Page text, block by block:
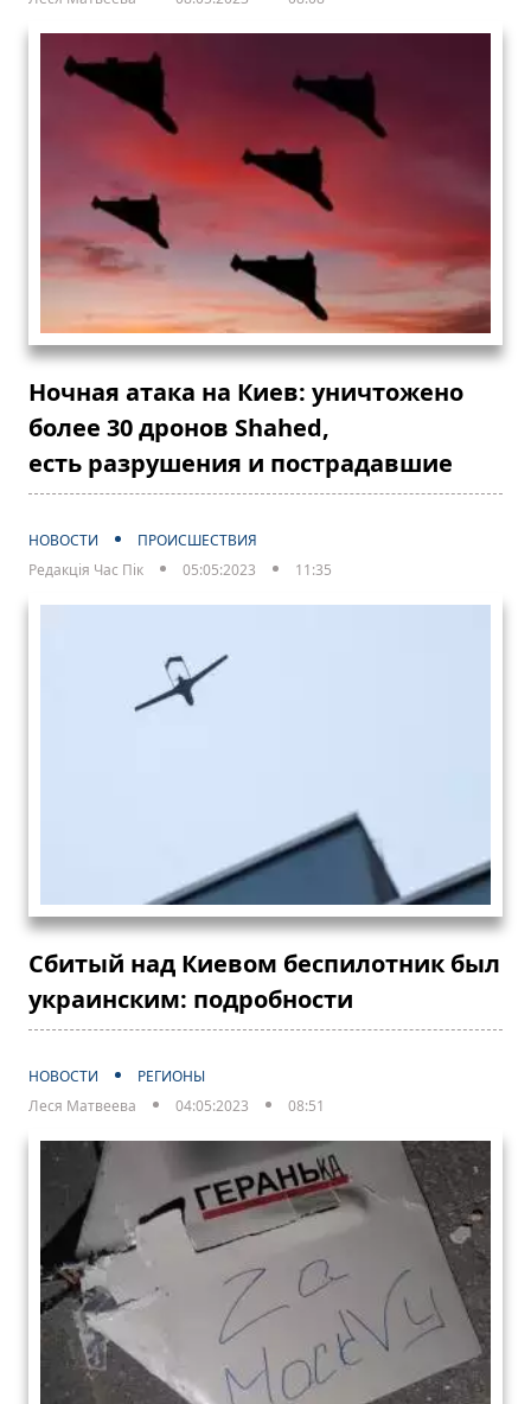
Ночная атака на Киев: уничтожено
более 30 дронов Shahed,
есть разрушения и пострадавшие
НОВОСТИ
ПРОИСШЕСТВИЯ
Редакція Час Пік
05:05:2023 11:35
Сбитый над Киевом беспилотник был
украинским: подробности
НОВОСТИ
РЕГИОНЫ
Леся Матвеева
04:05:2023 08:51